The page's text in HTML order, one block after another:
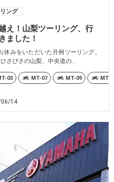
ング
え！山梨ツーリング、行
ました！
休みをいただいた月例ツーリング。
さびさの山梨、中央道の...
03 MT-07 MT-09 MT-10
14